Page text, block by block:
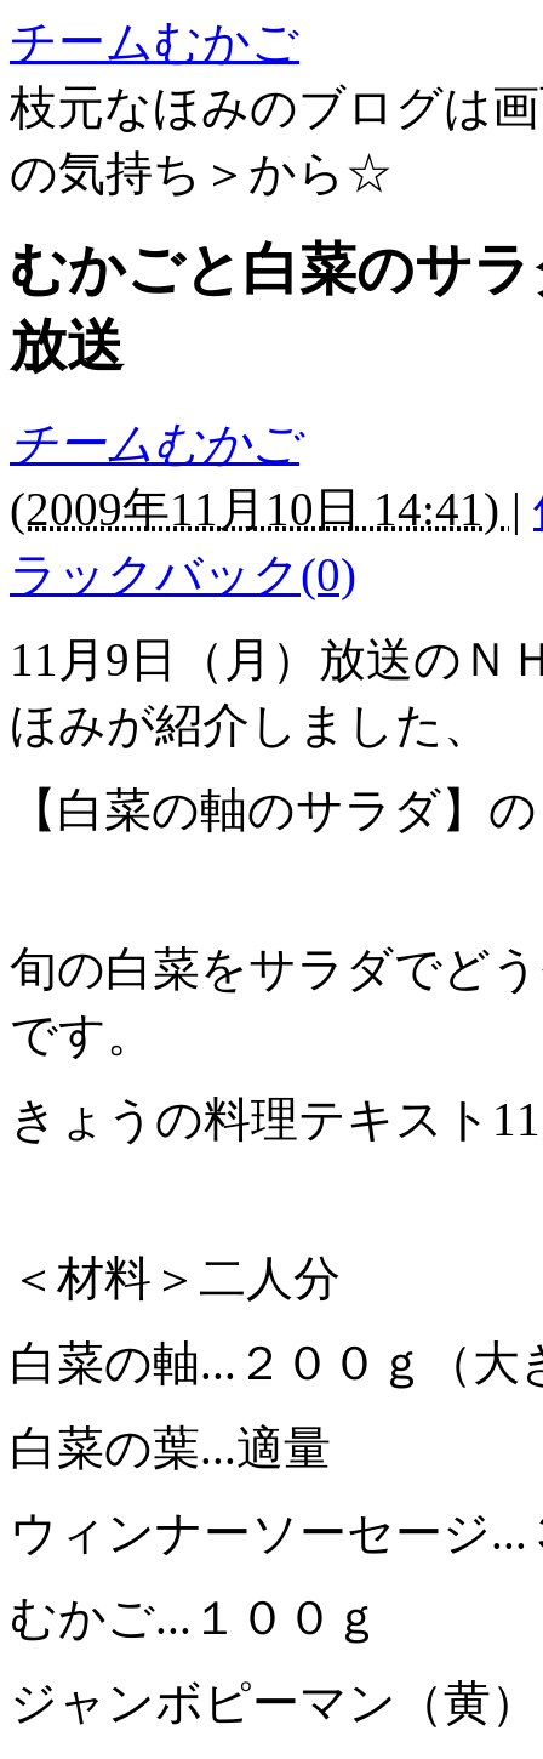
チームむかご
枝元なほみのブログは
の気持ち＞から☆
むかごと白菜のサ
放送
チームむかご
(2009年11月10日 14:41) |
ラックバック(0)
11月9日（月）放送のＮ
ほみが紹介しました、
【白菜の軸のサラダ】
旬の白菜をサラダでど
です。
きょうの料理テキスト
＜材料＞二人分
白菜の軸...２００ｇ（大
白菜の葉...適量
ウィンナーソーセージ...
むかご...１００ｇ
ジャンボピーマン（黄